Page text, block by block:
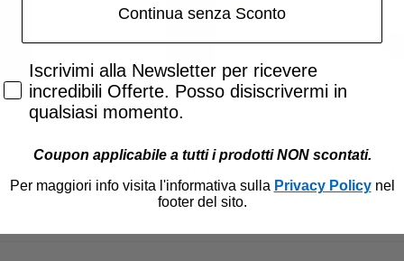
1
Pixia
Vulcano 21MX554
Presa TV
serie
Continua senza Sconto
Accetta di ricevere email promozionali
Iscrivimi alla Newsletter per ricevere
incredibili Offerte. Posso disiscrivermi in
qualsiasi momento.
Coupon applicabile a tutti i prodotti NON scontati.
Per maggiori info visita l'informativa sulla Privacy Policynel
footer del sito.